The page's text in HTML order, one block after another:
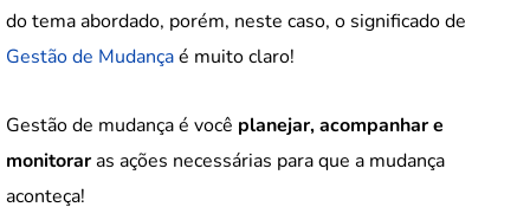
do tema abordado, porém, neste caso, o significado de
Gestão de Mudançaé muito claro!
Gestão de mudança é você planejar, acompanhar e
monitoraras ações necessárias para que a mudança
aconteça!